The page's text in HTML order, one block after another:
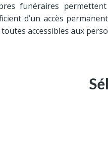
funéraires
d’un accès
accessibles aux